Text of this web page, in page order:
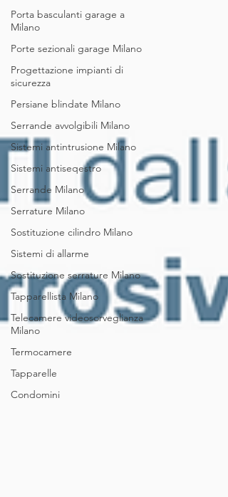
Porta basculanti garage a
Milano
Porte sezionali garage Milano
Progettazione impianti di
sicurezza
Persiane blindate Milano
Serrande avvolgibili Milano
Sistemi antintrusione Milano
Sistemi antiseqestro
Serrande Milano
Serrature Milano
Sostituzione cilindro Milano
Sistemi di allarme
Sostituzione serrature Milano
Tapparellista Milano
Telecamere videosorveglianza
Milano
Termocamere
Tapparelle
Condomini